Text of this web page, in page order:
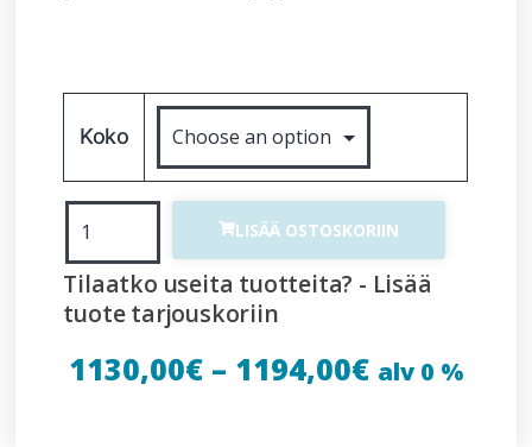
Koko
LISÄÄ OSTOSKORIIN
Tilaatko useita tuotteita? - Lisää
tuote tarjouskoriin
1130,00€– 1194,00€ alv 0 %